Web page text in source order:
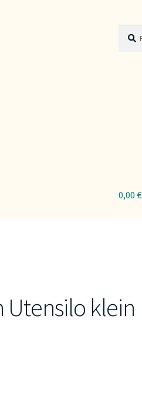
nach:
0,00 €
Utensilo klein